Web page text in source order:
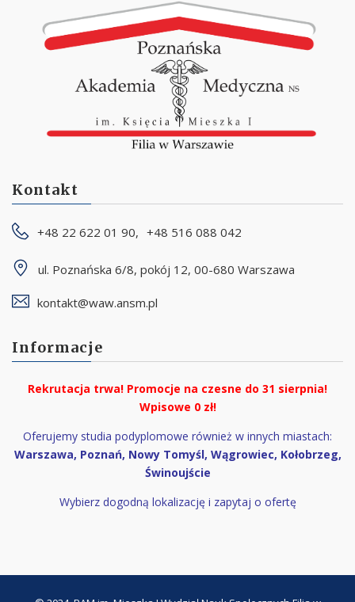
Kontakt
+48 22 622 01 90, +48 516 088 042
ul. Poznańska 6/8, pokój 12, 00-680 Warszawa
kontakt@waw.ansm.pl
Informacje
Rekrutacja trwa! Promocje na czesne do 31 sierpnia!
Wpisowe 0 zł!
Oferujemy studia podyplomowe również w innych miastach:
Warszawa, Poznań, Nowy Tomyśl, Wągrowiec, Kołobrzeg,
Świnoujście
Wybierz dogodną lokalizację i zapytaj o ofertę